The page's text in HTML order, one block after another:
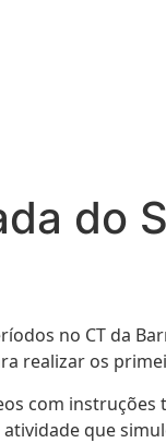
do
no CT da
realizar os
com
que